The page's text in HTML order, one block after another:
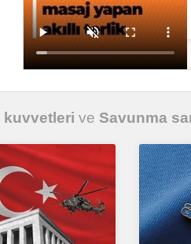
kuvvetleri ve Savunma